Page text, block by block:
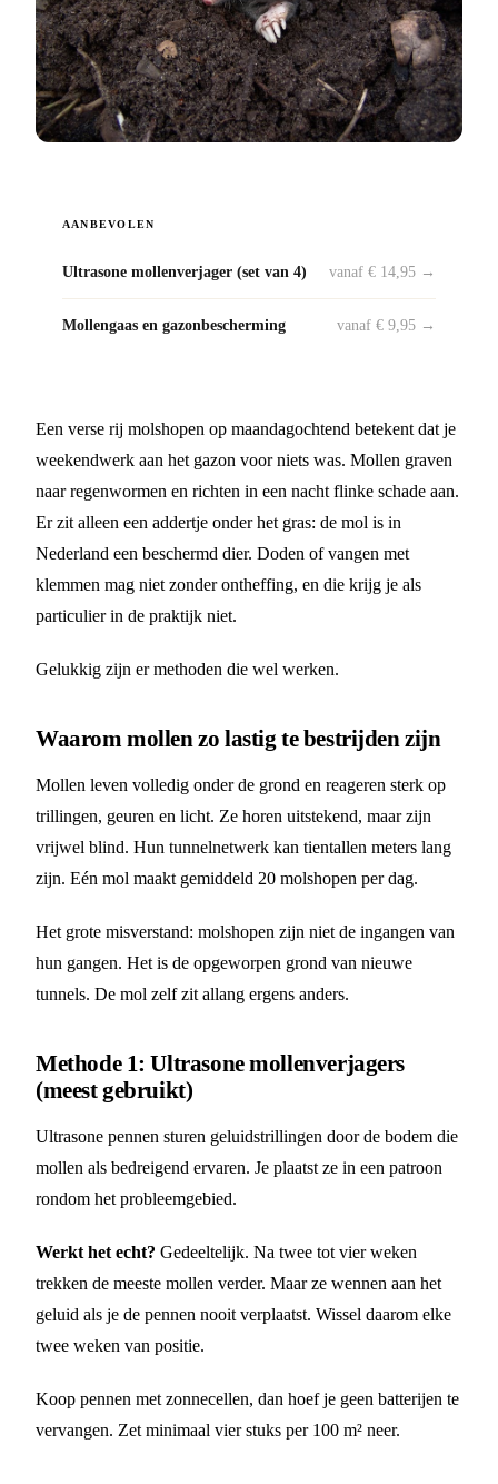
AANBEVOLEN
Ultrasone mollenverjager (set van 4) vanaf € 14,95 →
Mollengaas en gazonbescherming vanaf € 9,95 →
Een verse rij molshopen op maandagochtend betekent dat je
weekendwerk aan het gazon voor niets was. Mollen graven
naar regenwormen en richten in een nacht flinke schade aan.
Er zit alleen een addertje onder het gras: de mol is in
Nederland een beschermd dier. Doden of vangen met
klemmen mag niet zonder ontheffing, en die krijg je als
particulier in de praktijk niet.
Gelukkig zijn er methoden die wel werken.
Waarom mollen zo lastig te bestrijden zijn
Mollen leven volledig onder de grond en reageren sterk op
trillingen, geuren en licht. Ze horen uitstekend, maar zijn
vrijwel blind. Hun tunnelnetwerk kan tientallen meters lang
zijn. Eén mol maakt gemiddeld 20 molshopen per dag.
Het grote misverstand: molshopen zijn niet de ingangen van
hun gangen. Het is de opgeworpen grond van nieuwe
tunnels. De mol zelf zit allang ergens anders.
Methode 1: Ultrasone mollenverjagers
(meest gebruikt)
Ultrasone pennen sturen geluidstrillingen door de bodem die
mollen als bedreigend ervaren. Je plaatst ze in een patroon
rondom het probleemgebied.
Werkt het echt? Gedeeltelijk. Na twee tot vier weken
trekken de meeste mollen verder. Maar ze wennen aan het
geluid als je de pennen nooit verplaatst. Wissel daarom elke
twee weken van positie.
Koop pennen met zonnecellen, dan hoef je geen batterijen te
vervangen. Zet minimaal vier stuks per 100 m² neer.